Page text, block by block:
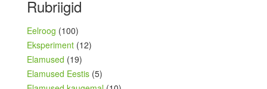
Rubriigid
Eelroog (100)
Eksperiment (12)
Elamused (19)
Elamused Eestis (5)